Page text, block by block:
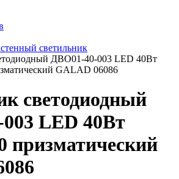
светильник
ДВО01-40-003 LED 40Вт
GALAD 06086
светодиодный
LED 40Вт
призматический